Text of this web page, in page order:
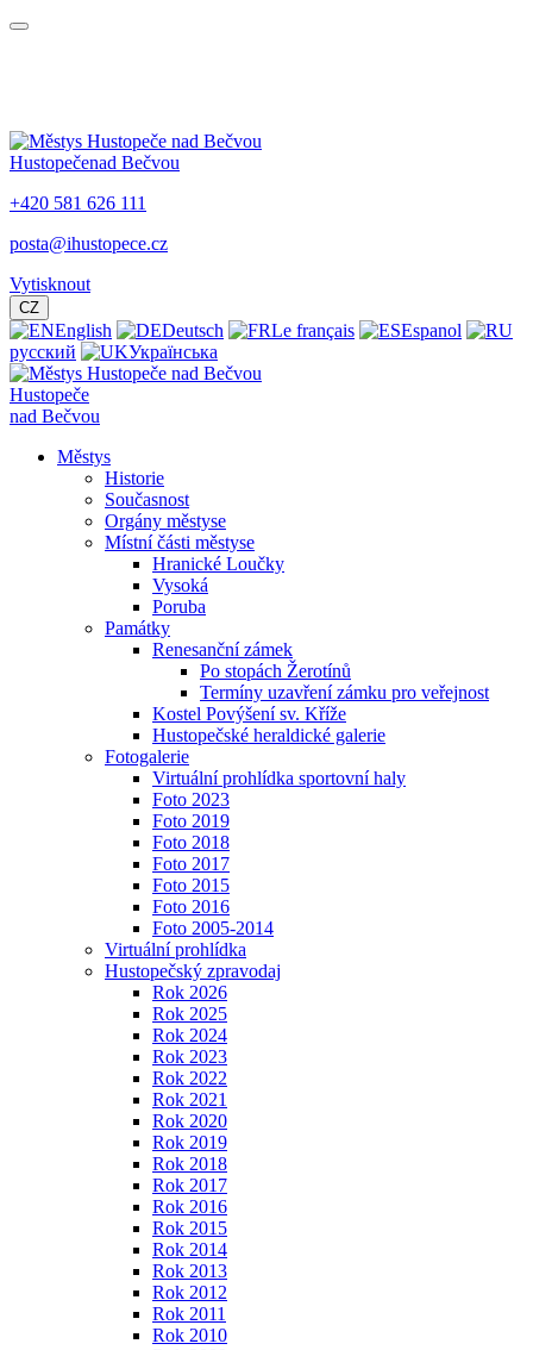
Hustopečenad Bečvou
+420 581 626 111
posta@ihustopece.cz
Vytisknout
CZ
English Deutsch Le français
Espanol
русский
Українська
Hustopeče
nad Bečvou
Městys
Historie
Současnost
Orgány městyse
Místní části městyse
Hranické Loučky
Vysoká
Poruba
Památky
Renesanční zámek
Po stopách Žerotínů
Termíny uzavření zámku pro veřejnost
Kostel Povýšení sv. Kříže
Hustopečské heraldické galerie
Fotogalerie
Virtuální prohlídka sportovní haly
Foto 2023
Foto 2019
Foto 2018
Foto 2017
Foto 2015
Foto 2016
Foto 2005-2014
Virtuální prohlídka
Hustopečský zpravodaj
Rok 2026
Rok 2025
Rok 2024
Rok 2023
Rok 2022
Rok 2021
Rok 2020
Rok 2019
Rok 2018
Rok 2017
Rok 2016
Rok 2015
Rok 2014
Rok 2013
Rok 2012
Rok 2011
Rok 2010